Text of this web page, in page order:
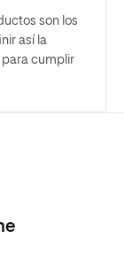
son los
así la
cumplir